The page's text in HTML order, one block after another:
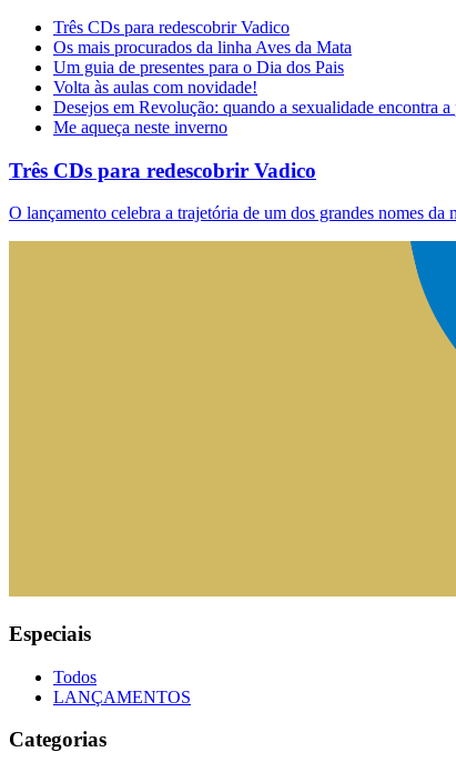
Três CDs para redescobrir Vadico
Os mais procurados da linha Aves da Mata
Um guia de presentes para o Dia dos Pais
Volta às aulas com novidade!
Desejos em Revolução: quando a sexualidade encontra
Me aqueça neste inverno
Três CDs para redescobrir Vadico
O lançamento celebra a trajetória de um dos grandes nomes
Especiais
Todos
LANÇAMENTOS
Categorias